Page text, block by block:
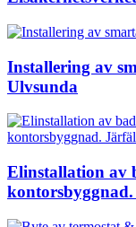
Installering av
Ulvsunda
Elinstallation av